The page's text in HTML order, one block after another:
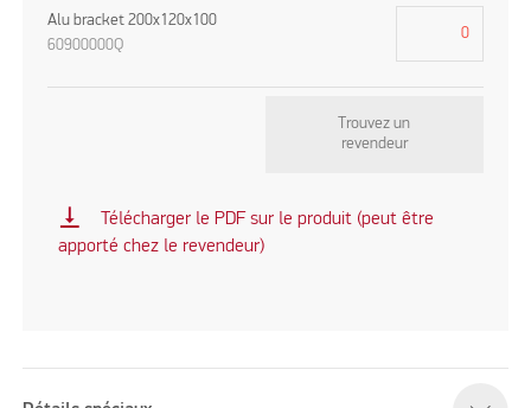
Alu bracket 200x120x100
60900000Q
Trouvez un
revendeur
vertical_align_bottom
Télécharger le PDF sur le produit (peut être
apporté chez le revendeur)